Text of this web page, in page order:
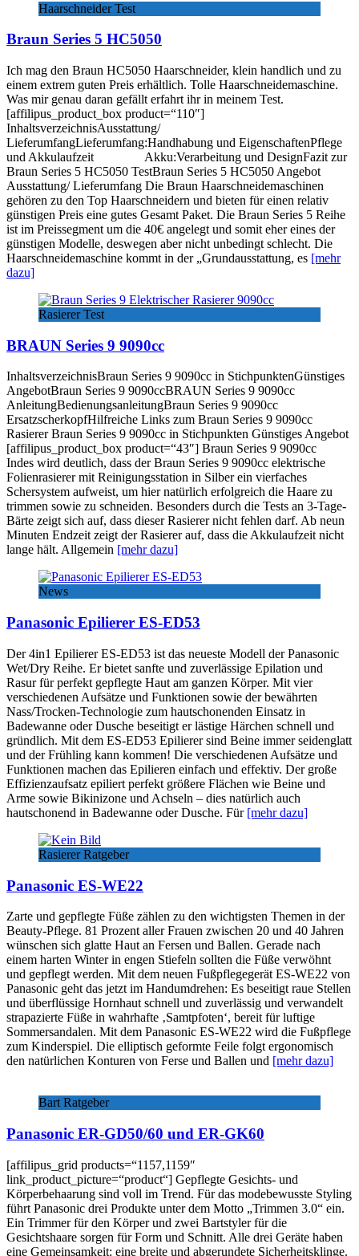
Haarschneider Test
Braun Series 5 HC5050
Ich mag den Braun HC5050 Haarschneider, klein handlich und zu
einem extrem guten Preis erhältlich. Tolle Haarschneidemaschine.
Was mir genau daran gefällt erfahrt ihr in meinem Test.
[affilipus_product_box product=“110″]
InhaltsverzeichnisAusstattung/
LieferumfangLieferumfang:Handhabung und EigenschaftenPflege
und Akkulaufzeit Akku:Verarbeitung und DesignFazit zur
Braun Series 5 HC5050 TestBraun Series 5 HC5050 Angebot
Ausstattung/ Lieferumfang Die Braun Haarschneidemaschinen
gehören zu den Top Haarschneidern und bieten für einen relativ
günstigen Preis eine gutes Gesamt Paket. Die Braun Series 5 Reihe
ist im Preissegment um die 40€ angelegt und somit eher eines der
günstigen Modelle, deswegen aber nicht unbedingt schlecht. Die
Haarschneidemaschine kommt in der „Grundausstattung, es [mehr
dazu]
Rasierer Test
BRAUN Series 9 9090cc
InhaltsverzeichnisBraun Series 9 9090cc in StichpunktenGünstiges
AngebotBraun Series 9 9090ccBRAUN Series 9 9090cc
AnleitungBedienungsanleitungBraun Series 9 9090cc
ErsatzscherkopfHilfreiche Links zum Braun Series 9 9090cc
Rasierer Braun Series 9 9090cc in Stichpunkten Günstiges Angebot
[affilipus_product_box product=“43″] Braun Series 9 9090cc
Indes wird deutlich, dass der Braun Series 9 9090cc elektrische
Folienrasierer mit Reinigungsstation in Silber ein vierfaches
Schersystem aufweist, um hier natürlich erfolgreich die Haare zu
trimmen sowie zu schneiden. Besonders durch die Tests an 3-Tage-
Bärte zeigt sich auf, dass dieser Rasierer nicht fehlen darf. Ab neun
Minuten Endzeit zeigt der Rasierer auf, dass die Akkulaufzeit nicht
lange hält. Allgemein [mehr dazu]
News
Panasonic Epilierer ES-ED53
Der 4in1 Epilierer ES-ED53 ist das neueste Modell der Panasonic
Wet/Dry Reihe. Er bietet sanfte und zuverlässige Epilation und
Rasur für perfekt gepflegte Haut am ganzen Körper. Mit vier
verschiedenen Aufsätze und Funktionen sowie der bewährten
Nass/Trocken-Technologie zum hautschonenden Einsatz in
Badewanne oder Dusche beseitigt er lästige Härchen schnell und
gründlich. Mit dem ES-ED53 Epilierer sind Beine immer seidenglatt
und der Frühling kann kommen! Die verschiedenen Aufsätze und
Funktionen machen das Epilieren einfach und effektiv. Der große
Effizienzaufsatz epiliert perfekt größere Flächen wie Beine und
Arme sowie Bikinizone und Achseln – dies natürlich auch
hautschonend in Badewanne oder Dusche. Für [mehr dazu]
Rasierer Ratgeber
Panasonic ES-WE22
Zarte und gepflegte Füße zählen zu den wichtigsten Themen in der
Beauty-Pflege. 81 Prozent aller Frauen zwischen 20 und 40 Jahren
wünschen sich glatte Haut an Fersen und Ballen. Gerade nach
einem harten Winter in engen Stiefeln sollten die Füße verwöhnt
und gepflegt werden. Mit dem neuen Fußpflegegerät ES-WE22 von
Panasonic geht das jetzt im Handumdrehen: Es beseitigt raue Stellen
und überflüssige Hornhaut schnell und zuverlässig und verwandelt
strapazierte Füße in wahrhafte ‚Samtpfoten‘, bereit für luftige
Sommersandalen. Mit dem Panasonic ES-WE22 wird die Fußpflege
zum Kinderspiel. Die elliptisch geformte Feile folgt ergonomisch
den natürlichen Konturen von Ferse und Ballen und [mehr dazu]
Bart Ratgeber
Panasonic ER-GD50/60 und ER-GK60
[affilipus_grid products=“1157,1159″
link_product_picture=“product“] Gepflegte Gesichts- und
Körperbehaarung sind voll im Trend. Für das modebewusste Styling
führt Panasonic drei Produkte unter dem Motto „Trimmen 3.0“ ein.
Ein Trimmer für den Körper und zwei Bartstyler für die
Gesichtshaare sorgen für Form und Schnitt. Alle drei Geräte haben
eine Gemeinsamkeit: eine breite und abgerundete Sicherheitsklinge.